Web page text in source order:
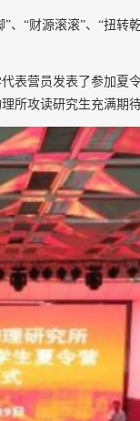
”、“财源滚滚”、“扭转
代表营员发表了参加夏
所攻读研究生充满期